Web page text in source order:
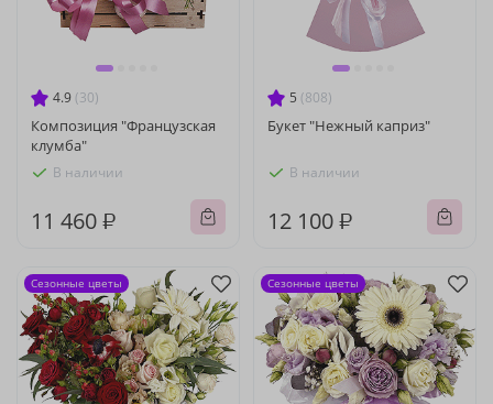
4.9 (30)
Композиция "Французская
клумба"
В наличии
11 460 ₽
5 (808)
Букет "Нежный каприз"
В наличии
12 100 ₽
Сезонные цветы Сезонные цветы